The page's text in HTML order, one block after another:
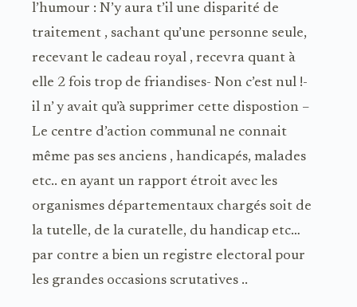
l’humour : N’y aura t’il une disparité de
traitement , sachant qu’une personne seule,
recevant le cadeau royal , recevra quant à
elle 2 fois trop de friandises- Non c’est nul !-
il n’ y avait qu’à supprimer cette dispostion –
Le centre d’action communal ne connait
même pas ses anciens , handicapés, malades
etc.. en ayant un rapport étroit avec les
organismes départementaux chargés soit de
la tutelle, de la curatelle, du handicap etc…
par contre a bien un registre electoral pour
les grandes occasions scrutatives ..